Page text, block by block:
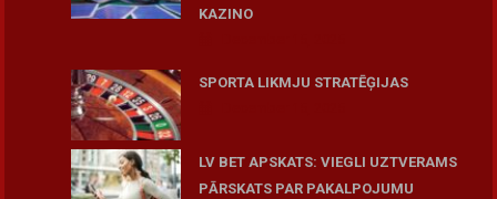
KAZINO
SPORTA LIKMJU STRATĒĢIJAS
LV BET APSKATS: VIEGLI UZTVERAMS
PĀRSKATS PAR PAKALPOJUMU